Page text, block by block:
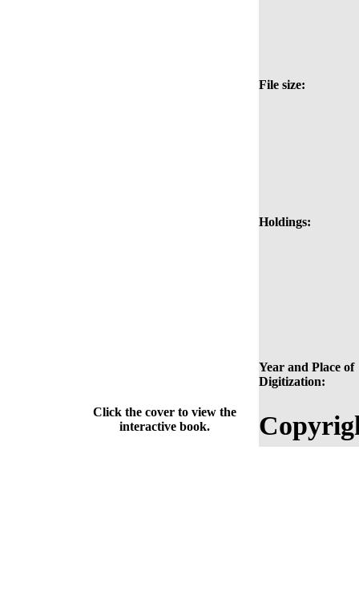
File size:
Holdings:
Year and Place of
Digitization:
Click the cover to view the
interactive book.